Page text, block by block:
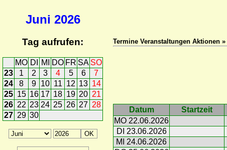
Juni 2026
Tag aufrufen:
MO DI MI DO FR SA SO
23
1 2 3 4 5 6
7
24
8 9 10 11 12 13 14
25 15 16 17 18 19 20 21
26 22 23 24 25 26 27 28
27 29 30
Termine Veranstaltungen Aktionen »
Datum Startzeit
MO 22.06.2026
DI 23.06.2026
MI 24.06.2026